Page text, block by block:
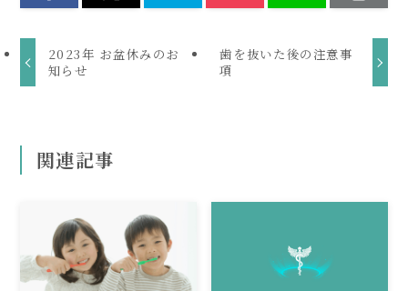
2023年 お盆休みのお
知らせ
歯を抜いた後の注意事
項
関連記事